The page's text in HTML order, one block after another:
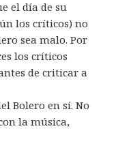
el día de su
los críticos) no
sea malo. Por
los críticos
de criticar a
Bolero en sí. No
la música,